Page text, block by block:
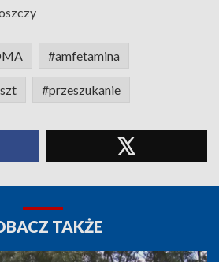
#amfetamina
#przeszukanie
TAKŻE